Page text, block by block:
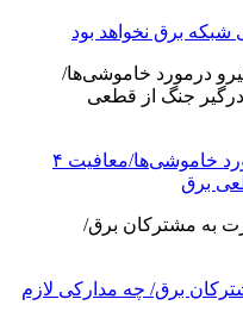
شبکه برق نخواهد بود
آخرین اظهارات وزیر نیرو درمورد خاموشی‌ها/معافیت ۴
برق
برق/ چه مدارکی لازم